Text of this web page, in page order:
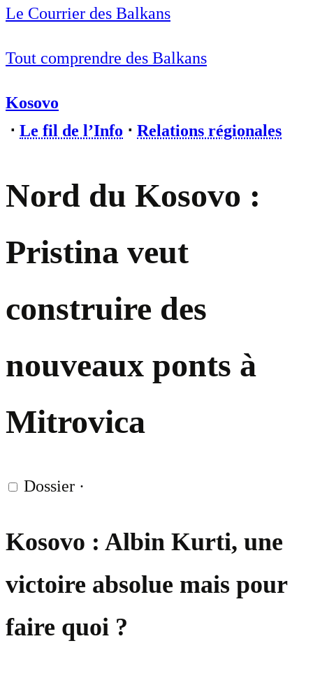
Le Courrier des Balkans
Tout comprendre des Balkans
Kosovo
⋅ Le fil de l’Info ⋅ Relations régionales
Nord du Kosovo :
Pristina veut
construire des
nouveaux ponts à
Mitrovica
Dossier ·
Kosovo : Albin Kurti, une
victoire absolue mais pour
faire quoi ?